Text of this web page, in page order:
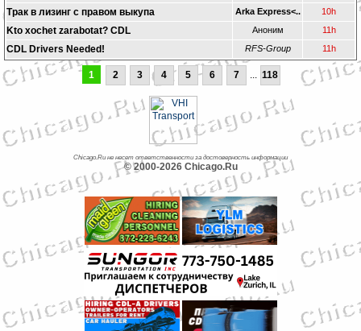
Трак в лизинг с правом выкупа Arka Express<.. 10h
Kto xochet zarabotat? CDL Аноним 11h
CDL Drivers Needed! RFS-Group 11h
1 2 3 4 5 6 7 ... 118
Chicago.Ru не несет ответственности за достоверность информации
© 2000-2026 Chicago.Ru